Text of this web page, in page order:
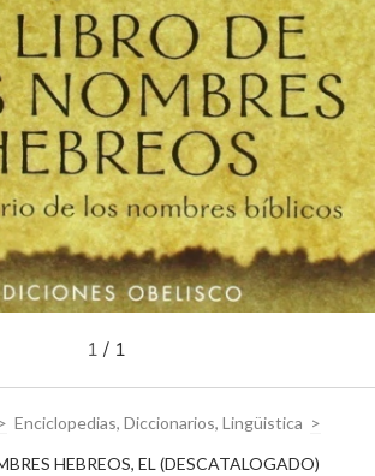
1 / 1
> Enciclopedias, Diccionarios, Lingüistica >
HEBREOS, EL (DESCATALOGADO)